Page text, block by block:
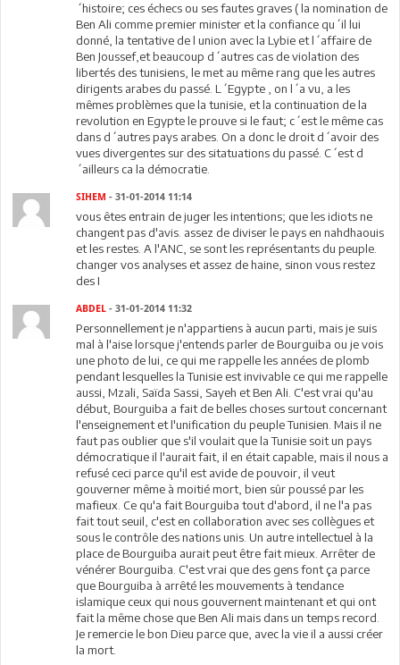
´histoire; ces échecs ou ses fautes graves ( la nomination de
Ben Ali comme premier minister et la confiance qu´il lui
donné, la tentative de l union avec la Lybie et l´affaire de
Ben Joussef,et beaucoup d´autres cas de violation des
libertés des tunisiens, le met au même rang que les autres
dirigents arabes du passé. L´Egypte , on l´a vu, a les
mêmes problèmes que la tunisie, et la continuation de la
revolution en Egypte le prouve si le faut; c´est le même cas
dans d´autres pays arabes. On a donc le droit d´avoir des
vues divergentes sur des sitatuations du passé. C´est d
´ailleurs ca la démocratie.
SIHEM - 31-01-2014 11:14
vous êtes entrain de juger les intentions; que les idiots ne
changent pas d'avis. assez de diviser le pays en nahdhaouis
et les restes. A l'ANC, se sont les représentants du peuple.
changer vos analyses et assez de haine, sinon vous restez
des I
ABDEL - 31-01-2014 11:32
Personnellement je n'appartiens à aucun parti, mais je suis
mal à l'aise lorsque j'entends parler de Bourguiba ou je vois
une photo de lui, ce qui me rappelle les années de plomb
pendant lesquelles la Tunisie est invivable ce qui me rappelle
aussi, Mzali, Saïda Sassi, Sayeh et Ben Ali. C'est vrai qu'au
début, Bourguiba a fait de belles choses surtout concernant
l'enseignement et l'unification du peuple Tunisien. Mais il ne
faut pas oublier que s'il voulait que la Tunisie soit un pays
démocratique il l'aurait fait, il en était capable, mais il nous a
refusé ceci parce qu'il est avide de pouvoir, il veut
gouverner même à moitié mort, bien sûr poussé par les
mafieux. Ce qu'a fait Bourguiba tout d'abord, il ne l'a pas
fait tout seuil, c'est en collaboration avec ses collègues et
sous le contrôle des nations unis. Un autre intellectuel à la
place de Bourguiba aurait peut être fait mieux. Arrêter de
vénérer Bourguiba. C'est vrai que des gens font ça parce
que Bourguiba à arrêté les mouvements à tendance
islamique ceux qui nous gouvernent maintenant et qui ont
fait la même chose que Ben Ali mais dans un temps record.
Je remercie le bon Dieu parce que, avec la vie il a aussi créer
la mort.